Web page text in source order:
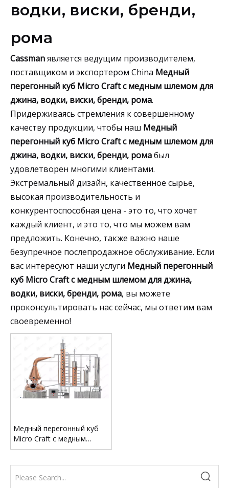
водки, виски, бренди,
рома
Cassmanявляется ведущим производителем,
поставщиком и экспортером China Медный
перегонный куб Micro Craft с медным шлемом для
джина, водки, виски, бренди, рома.
Придерживаясь стремления к совершенному
качеству продукции, чтобы наш Медный
перегонный куб Micro Craft с медным шлемом для
джина, водки, виски, бренди, ромабыл
удовлетворен многими клиентами.
Экстремальный дизайн, качественное сырье,
высокая производительность и
конкурентоспособная цена - это то, что хочет
каждый клиент, и это то, что мы можем вам
предложить. Конечно, также важно наше
безупречное послепродажное обслуживание. Если
вас интересуют наши услуги Медный перегонный
куб Micro Craft с медным шлемом для джина,
водки, виски, бренди, рома, вы можете
проконсультировать нас сейчас, мы ответим вам
своевременно!
Медный перегонный куб
Micro Craft с медным
шлемом для джина, водки,